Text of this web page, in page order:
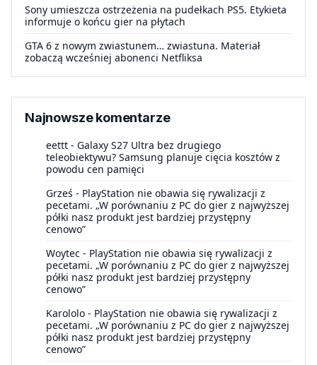
Sony umieszcza ostrzeżenia na pudełkach PS5. Etykieta
informuje o końcu gier na płytach
GTA 6 z nowym zwiastunem… zwiastuna. Materiał
zobaczą wcześniej abonenci Netfliksa
Najnowsze komentarze
eettt - Galaxy S27 Ultra bez drugiego
teleobiektywu? Samsung planuje cięcia kosztów z
powodu cen pamięci
Grześ - PlayStation nie obawia się rywalizacji z
pecetami. „W porównaniu z PC do gier z najwyższej
półki nasz produkt jest bardziej przystępny
cenowo”
Woytec - PlayStation nie obawia się rywalizacji z
pecetami. „W porównaniu z PC do gier z najwyższej
półki nasz produkt jest bardziej przystępny
cenowo”
Karololo - PlayStation nie obawia się rywalizacji z
pecetami. „W porównaniu z PC do gier z najwyższej
półki nasz produkt jest bardziej przystępny
cenowo”